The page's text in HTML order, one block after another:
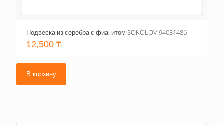
Подвеска из серебра с фианитом SOKOLOV 94031486
12,500 ₸
В корзину